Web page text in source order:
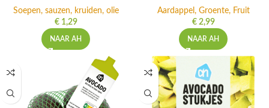
Soepen, sauzen, kruiden, olie
€1,29
NAAR AH
Aardappel, Groente, Fruit
€2,99
NAAR AH